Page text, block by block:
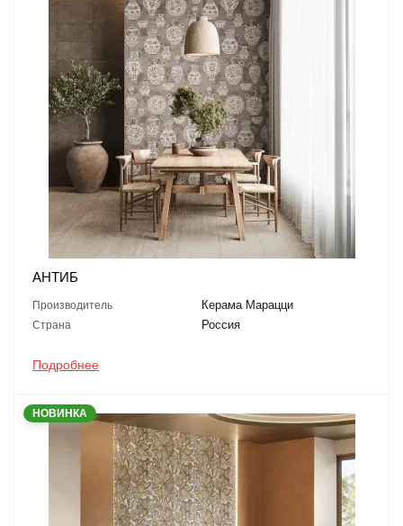
АНТИБ
Производитель Керама Марацци
Страна Россия
Подробнее
НОВИНКА